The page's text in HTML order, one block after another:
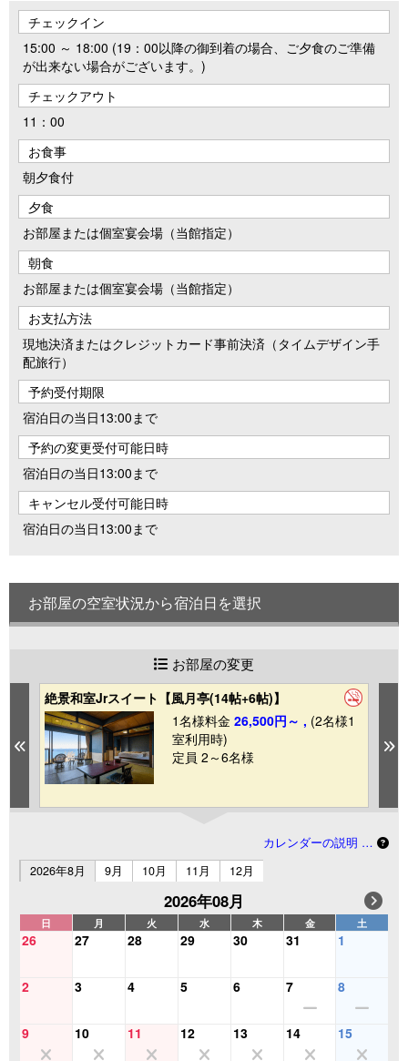
チェックイン
15:00 ～ 18:00 (19：00以降の御到着の場合、ご夕食のご準備
が出来ない場合がございます。)
チェックアウト
11：00
お食事
朝夕食付
夕食
お部屋または個室宴会場（当館指定）
朝食
お部屋または個室宴会場（当館指定）
お支払方法
現地決済またはクレジットカード事前決済（タイムデザイン手
配旅行）
予約受付期限
宿泊日の当日13:00まで
予約の変更受付可能日時
宿泊日の当日13:00まで
キャンセル受付可能日時
宿泊日の当日13:00まで
お部屋の空室状況から宿泊日を選択
お部屋の変更
Previous
絶景和室Jrスイート【風月亭(14帖+6帖)】
1名様料金 26,500円～ , (2名様1
室利用時)
定員 2～6名様
カレンダーの説明 …
2026年8月
9月 10月 11月 12月
2026年08月
日 月 火 水 木 金 土
26 27 28 29 30 31 1
2 3 4 5 6 7 8
9 10 11 12 13 14 15